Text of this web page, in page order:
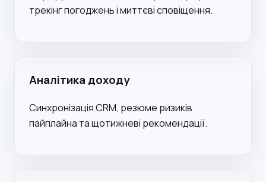
трекінг погоджень і миттєві сповіщення.
Аналітика доходу
Синхронізація CRM, резюме ризиків
пайплайна та щотижневі рекомендації.